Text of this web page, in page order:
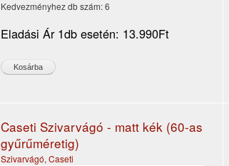
Kedvezményhez db szám:6
Eladási Ár 1db esetén: 13.990Ft
Caseti Szivarvágó - matt kék (60-as
gyűrűméretig)
Szivarvágó, Caseti